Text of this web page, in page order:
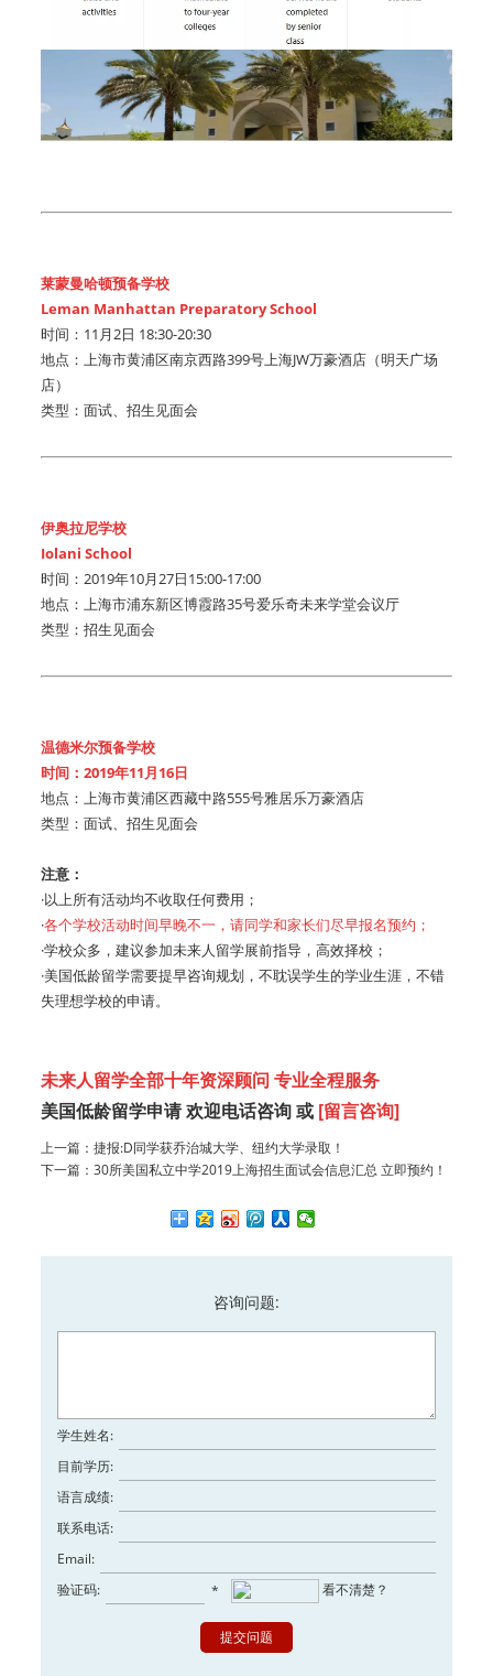
莱蒙曼哈顿预备学校
Leman Manhattan Preparatory School
时间：11月2日 18:30-20:30
地点：上海市黄浦区南京西路399号上海JW万豪酒店（明天广场
店）
类型：面试、招生见面会
伊奥拉尼学校
Iolani School
时间：2019年10月27日15:00-17:00
地点：上海市浦东新区博霞路35号爱乐奇未来学堂会议厅
类型：招生见面会
温德米尔预备学校
时间：2019年11月16日
地点：上海市黄浦区西藏中路555号雅居乐万豪酒店
类型：面试、招生见面会
注意：
·以上所有活动均不收取任何费用；
·各个学校活动时间早晚不一，请同学和家长们尽早报名预约；
·学校众多，建议参加未来人留学展前指导，高效择校；
·美国低龄留学需要提早咨询规划，不耽误学生的学业生涯，不错
失理想学校的申请。
未来人留学全部十年资深顾问 专业全程服务
美国低龄留学申请 欢迎电话咨询 或 [留言咨询]
上一篇： 捷报:D同学获乔治城大学、纽约大学录取！
下一篇： 30所美国私立中学2019上海招生面试会信息汇总 立即预约！
咨询问题:
学生姓名:
目前学历:
语言成绩:
联系电话:
Email:
验证码:
看不清楚？
*